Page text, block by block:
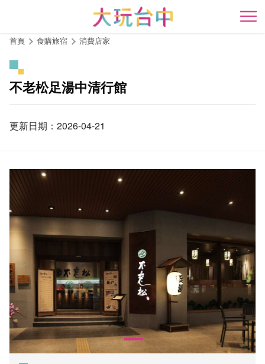
開
首頁 食購旅宿 消費店家
不老松足湯中清行館
更新日期：2026-04-21